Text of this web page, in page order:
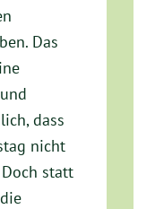
Das
dass
nicht
statt